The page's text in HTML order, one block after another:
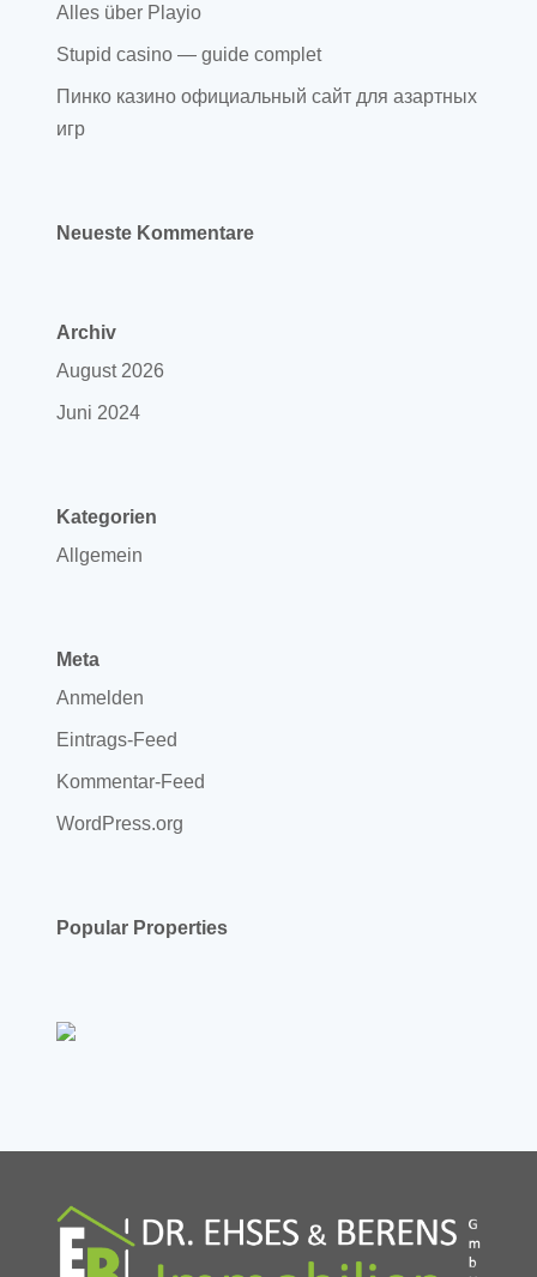
Alles über Playio
Stupid casino — guide complet
Пинко казино официальный сайт для азартных
игр
Neueste Kommentare
Archiv
August 2026
Juni 2024
Kategorien
Allgemein
Meta
Anmelden
Eintrags-Feed
Kommentar-Feed
WordPress.org
Popular Properties